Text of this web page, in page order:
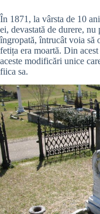
În 1871, la vârsta de 10
ei, devastată de durere,
îngropată, întrucât voia să
fetița era moartă. Din
aceste modificări unice
fiica sa.